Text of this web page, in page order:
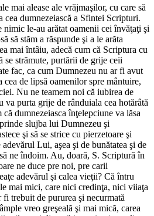
mai alease ale vrăjmaşilor, cu care să
cea dumnezeiască a Sfintei Scripturi.
nimic le-au arătat oamenii cei învăţaţi şi
să stăm a răspunde şi a le arăta
mai întâiu, adecă cum că Scriptura cu
se strămute, purtării de grije ceii
fac, ca cum Dumnezeu nu ar fi avut
cea de lipsă oamenilor spre mântuire,
Nu ne teamem noi că iubirea de
va purta grije de rânduiala cea hotărâtă
dumnezeiasca înţelepciune va lăsa
slujba lui Dumnezeu şi
şi să se strice cu pierzetoare şi
Lui, aşea şi de bunătatea şi de
ne îndoim. Au, doară, S. Scriptură în
ne duce pre noi, pre carii
adevărul şi calea vieţii? Că întru
mai mici, care nici credinţa, nici viiaţa
fi trebuit de pururea şi necurmată
vreo greşeală şi mai mică, carea